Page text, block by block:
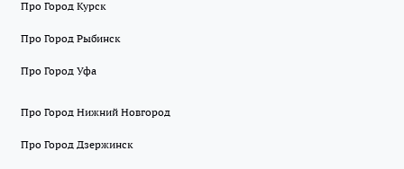
Про Город Курск
Про Город Рыбинск
Про Город Уфа
Про Город Нижний Новгород
Про Город Дзержинск